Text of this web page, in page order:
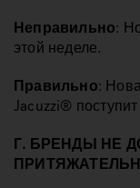
Неправильно:
этой неделе.
Правильно:
Jacuzzi®
Г. БРЕНДЫ НЕ